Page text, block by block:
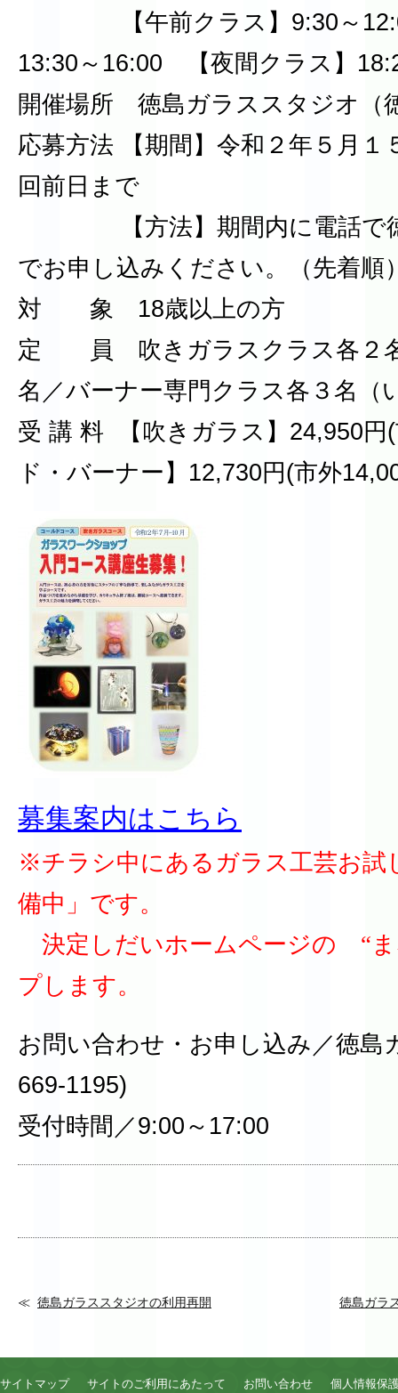
【午前クラス】9:30～
13:30～16:00 【夜間クラス】
開催場所 徳島ガラススタジオ（
応募方法 【期間】令和２年５月
回前日まで
【方法】期間内に電話で徳
でお申し込みください。（先着順
対 象 18歳以上の方
定 員 吹きガラスクラス各２名
名／バーナー専門クラス各３名（
受 講 料 【吹きガラス】24,950円
ド・バーナー】12,730円(市外
募集案内はこちら
※チラシ中にあるガラス工芸お試
備中」です。
決定しだいホームページの “
プします。
お問い合わせ・お申し込み／徳島
669-1195)
受付時間／9:00～17:00
徳島ガラススタジオの利用再開 徳島ガラ
サイトマップ サイトのご利用にあたって お問い合わせ 個人情報保